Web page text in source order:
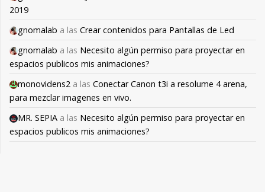
2019
gnomalab a las Crear contenidos para Pantallas de Led
gnomalab a las Necesito algún permiso para proyectar en
espacios publicos mis animaciones?
monovidens2 a las Conectar Canon t3i a resolume 4 arena,
para mezclar imagenes en vivo.
MR. SEPIA a las Necesito algún permiso para proyectar en
espacios publicos mis animaciones?